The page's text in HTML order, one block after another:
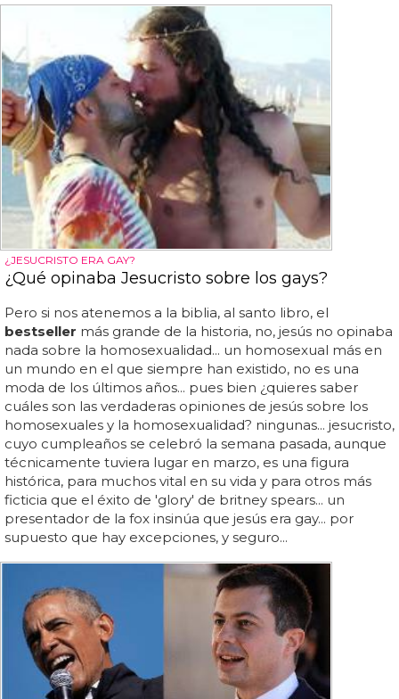
¿JESUCRISTO ERA GAY?
¿Qué opinaba Jesucristo sobre los gays?
Pero si nos atenemos a la biblia, al santo libro, el
bestseller más grande de la historia, no, jesús no opinaba
nada sobre la homosexualidad... un homosexual más en
un mundo en el que siempre han existido, no es una
moda de los últimos años... pues bien ¿quieres saber
cuáles son las verdaderas opiniones de jesús sobre los
homosexuales y la homosexualidad? ningunas... jesucristo,
cuyo cumpleaños se celebró la semana pasada, aunque
técnicamente tuviera lugar en marzo, es una figura
histórica, para muchos vital en su vida y para otros más
ficticia que el éxito de 'glory' de britney spears... un
presentador de la fox insinúa que jesús era gay... por
supuesto que hay excepciones, y seguro...